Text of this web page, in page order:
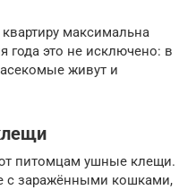
максимальна
года это не исключено: в
живут и
питомцам ушные клещи.
с заражёнными кошками,